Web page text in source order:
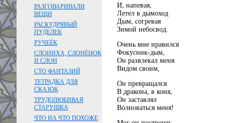
РАЗГОВАРИВАЛИ
ВЕЩИ
РАСКУДРЯВЫЙ
ПУДЕЛЕК
РУЧЕЁК
СЛОНИХА, СЛОНЁНОК
И СЛОН
СТО ФАНТАЗИЙ
ТЕТРАДКА ДЛЯ
СКАЗОК
ТРУДОЛЮБИВАЯ
СТАРУШКА
ЧТО НА ЧТО ПОХОЖЕ
И, напевая,
Летел в дымоход
Дым, согревая
Зимой небосвод.
Очень мне нравился
Фокусник-дым,
Он развлекал меня
Видом своим,
Он превращался
В дракона, в коня,
Он заставлял
Волноваться меня!